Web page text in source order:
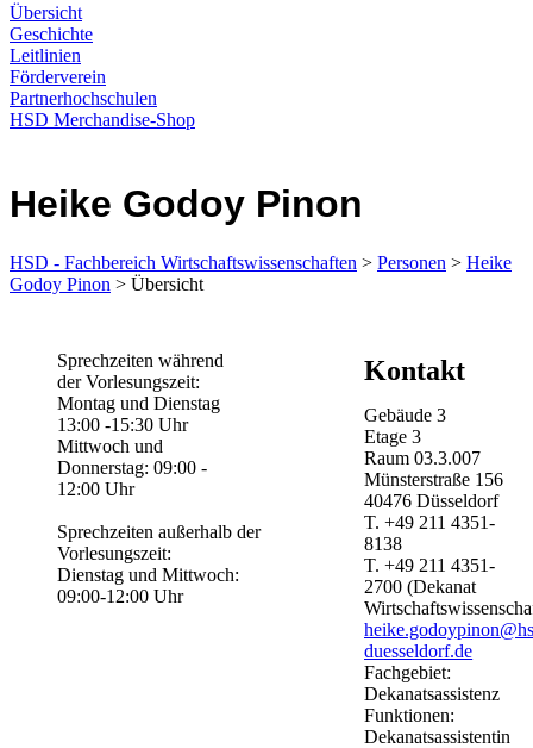
Übersicht
Geschichte
Leitlinien
Förderverein
Partnerhochschulen
HSD Merchandise-Shop
Heike Godoy Pinon
HSD - Fachbereich Wirtschaftswissenschaften > Personen > Heike
Godoy Pinon > Übersicht
​​​Sprechzeiten während
der Vorlesungszeit:
Montag und Dienstag
13:00 -15:30 Uhr
Mittwoch und
Donnerstag: 09:00 -
12:00 Uhr​
Sprechzeiten außerhalb der
Vorlesungszeit:
Dienstag und Mittwoch:
09:00-12:00 Uhr ​​​​​​​​​​​
Kontakt
Gebäude3
Etage3
Raum03.3.007
Münsterstraße 156
40476Düsseldorf
T.+49 211 4351-
8138
T.+49 211 4351-
2700(Dekanat
duesseldorf.de
Fachgebiet:
Dekanatsassistenz
Funktionen:
Dekanatsassistentin